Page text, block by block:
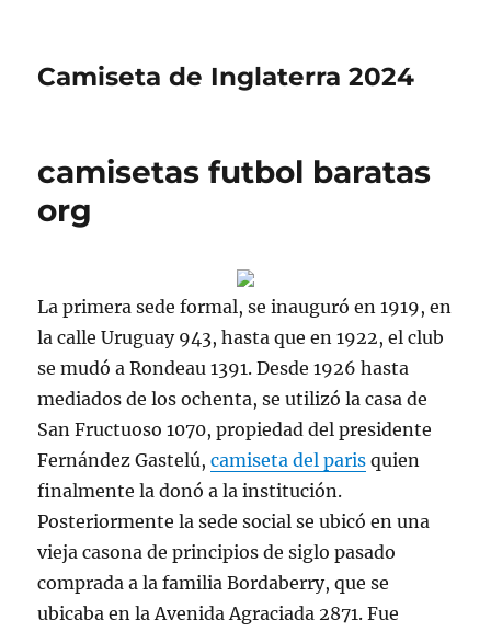
Camiseta de Inglaterra 2024
camisetas futbol baratas
org
La primera sede formal, se inauguró en 1919, en
la calle Uruguay 943, hasta que en 1922, el club
se mudó a Rondeau 1391. Desde 1926 hasta
mediados de los ochenta, se utilizó la casa de
San Fructuoso 1070, propiedad del presidente
Fernández Gastelú,camiseta del paris quien
finalmente la donó a la institución.
Posteriormente la sede social se ubicó en una
vieja casona de principios de siglo pasado
comprada a la familia Bordaberry, que se
ubicaba en la Avenida Agraciada 2871. Fue